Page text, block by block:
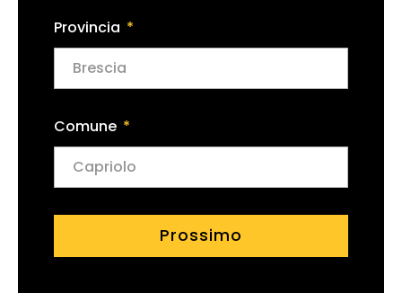
Provincia
Comune
Prossimo